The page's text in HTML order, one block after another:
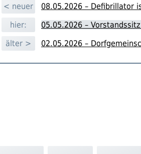
< neuer
08.05.2026 – Defibrillator
hier:
05.05.2026 –
älter >
02.05.2026 –